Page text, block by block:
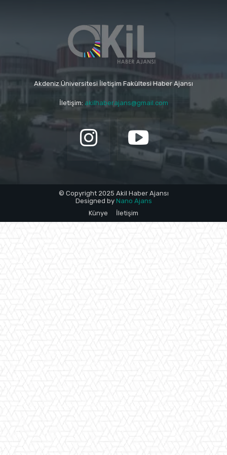
Akdeniz Üniversitesi İletişim Fakültesi Haber Ajansı
İletişim: akilhaberajans@gmail.com
© Copyright 2025 Akil Haber Ajansı
Designed by Nano Ajans
Künye
İletişim